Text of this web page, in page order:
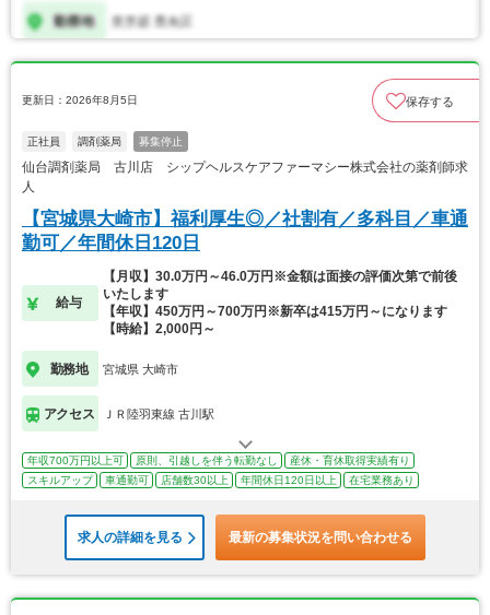
更新日：2026年8月5日 保存する
正社員 調剤薬局 募集停止
仙台調剤薬局 古川店 シップヘルスケアファーマシー株式会社の薬剤師求
人
【宮城県大崎市】福利厚生◎／社割有／多科目／車通
勤可／年間休日120日
給与
【月収】30.0万円～46.0万円※金額は面接の評価次第で前後
いたします
【年収】450万円～700万円※新卒は415万円～になります
【時給】2,000円～
勤務地 宮城県 大崎市
アクセス ＪＲ陸羽東線 古川駅
年収700万円以上可 原則、引越しを伴う転勤なし
産休・育休取得実績有り
スキルアップ
車通勤可 店舗数30以上 年間休日120日以上 在宅業務あり
求人の詳細を見る 最新の募集状況を問い合わせる